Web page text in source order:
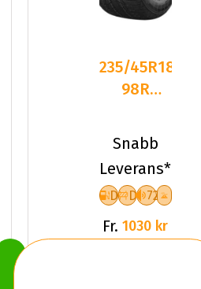
235/45R18
98R
PL01 XL
Friktion
2023
Snabb
Leverans*
D D 72
Fr. 1030 kr